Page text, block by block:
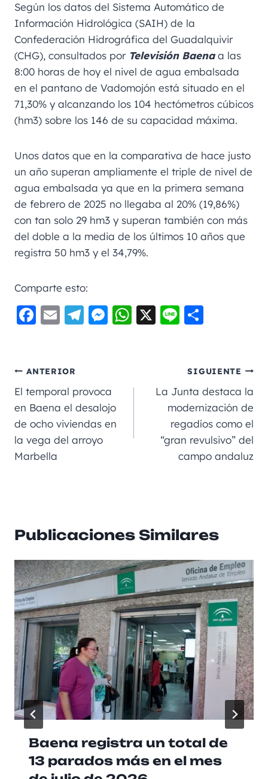
Según los datos del Sistema Automático de
Información Hidrológica (SAIH) de la
Confederación Hidrográfica del Guadalquivir
(CHG), consultados por Televisión Baenaa las
8:00 horas de hoy el nivel de agua embalsada
en el pantano de Vadomojón está situado en el
71,30% y alcanzando los 104 hectómetros cúbicos
(hm3) sobre los 146 de su capacidad máxima.
Unos datos que en la comparativa de hace justo
un año superan ampliamente el triple de nivel de
agua embalsada ya que en la primera semana
de febrero de 2025 no llegaba al 20% (19,86%)
con tan solo 29 hm3 y superan también con más
del doble a la media de los últimos 10 años que
registra 50 hm3 y el 34,79%.
Comparte esto:
F
e
b
o
o
k
E
l
Te
m
M
n
g
er
W
A
X
Li
p
a
rt
ir
ANTERIOR
El temporal provoca
en Baena el desalojo
de ocho viviendas en
la vega del arroyo
Marbella
SIGUIENTE
La Junta destaca la
modernización de
regadíos como el
“gran revulsivo” del
campo andaluz
Publicaciones Similares
Baena registra un total de
13 parados más en el mes